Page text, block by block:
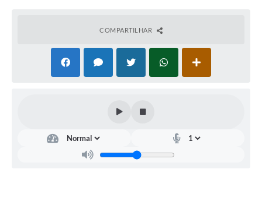
Avenida Jacob Zucchi, nº 200, Parte Alta, Cep.: 16500-
000, Município de Cafelândia-SP. Quaisquer informações
poderão ser obtidas no endereço acima ou pelo telefone
(14) 3556-8000. Cafelândia - SP,
30de Junho de 2.017.
BRUNO CANDIDO LOPES -
Pregoeiro.
COMPARTILHAR